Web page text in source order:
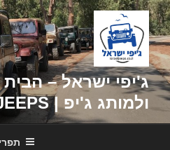
דילוג
לתוכן
ג'יפי ישראל –
ולמותג ג'יפ | ISRAEL JEEPS